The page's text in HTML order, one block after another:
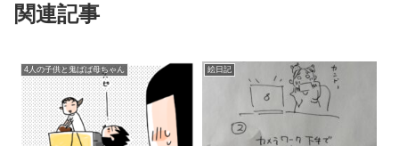
関連記事
4人の子供と鬼ばば母ちゃん 絵日記